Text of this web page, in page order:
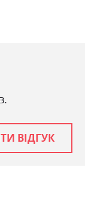
модерн
ВІДГУК